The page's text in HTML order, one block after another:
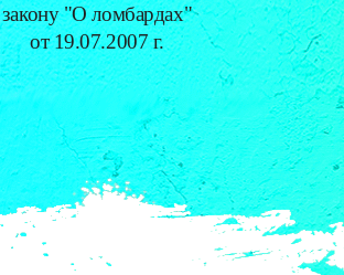
закону "О ломбардах"
от 19.07.2007 г.